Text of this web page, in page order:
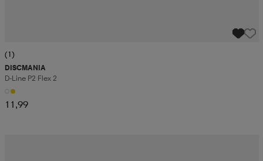
(1)
DISCMANIA
D-Line P2 Flex 2
11,99